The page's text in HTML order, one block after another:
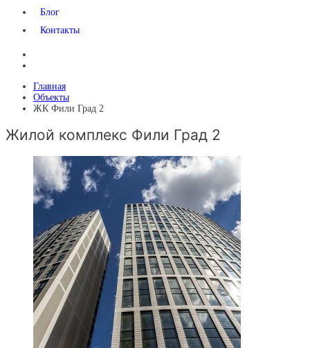
Блог
Контакты
Главная
Объекты
ЖК Фили Град 2
Жилой комплекс Фили Град 2